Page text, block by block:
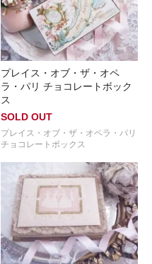
プレイス・オブ・ザ・オペ
ラ・パリ チョコレートボック
ス
SOLD OUT
プレイス・オブ・ザ・オペラ・パリ
チョコレートボックス